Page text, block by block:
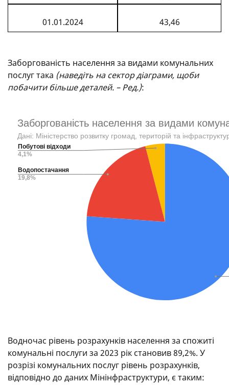
01.01.2024 43,46
Заборгованість населення за видами комунальних
послуг така (наведіть на сектор діаграми, щоби
побачити більше деталей. – Ред.):
Водночас рівень розрахунків населення за спожиті
комунальні послуги за 2023 рік становив 89,2%. У
розрізі комунальних послуг рівень розрахунків,
відповідно до даних Мінінфраструктури, є таким: